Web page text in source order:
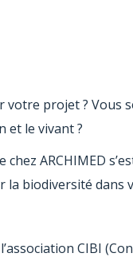
projet ? Vous
et le vivant ?
ARCHIMED
la biodiversité dans
CIBI